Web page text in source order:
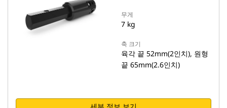
무게
7 kg
축 크기
육각 끝 52mm(2인치), 원형
끝 65mm(2.6인치)